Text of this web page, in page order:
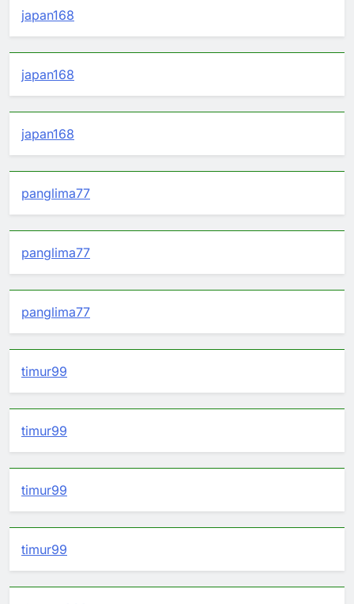
japan168
japan168
japan168
panglima77
panglima77
panglima77
timur99
timur99
timur99
timur99